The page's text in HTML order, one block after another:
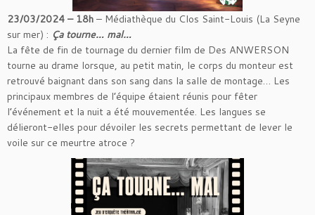
23/03/2024 – 18h – Médiathèque du Clos Saint-Louis (La Seyne
sur mer) : Ça tourne… mal…
La fête de fin de tournage du dernier film de Des ANWERSON
tourne au drame lorsque, au petit matin, le corps du monteur est
retrouvé baignant dans son sang dans la salle de montage… Les
principaux membres de l’équipe étaient réunis pour fêter
l’événement et la nuit a été mouvementée. Les langues se
délieront-elles pour dévoiler les secrets permettant de lever le
voile sur ce meurtre atroce ?